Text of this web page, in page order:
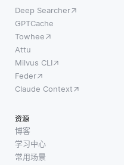
Deep Searcher
GPTCache
Towhee
Attu
Milvus CLI
Feder
Claude Context
资源
博客
学习中心
常用场景